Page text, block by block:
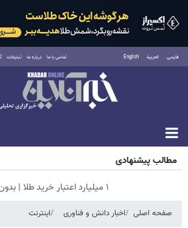
فارسی العربية English تماس با ما درباره ما تبلیغات
جمعه ۱۶ مرداد ۱۴۰۵
مطالب پیشنهادی
۱ میلیارد اعتبار خرید طلا | بدون ضامن و چک
صفحه اصلی اخبار دانش و فناوری اینترنت